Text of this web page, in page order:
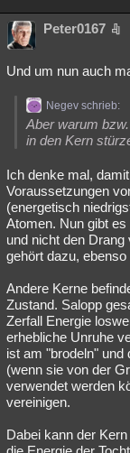
Peter0167
Und um nun auch
Negev schrieb:
Aber warum
in den Kern
Ich denke mal,
Voraussetzungen
(energetisch
Atomen. Nun gibt
und nicht den
gehört dazu, ebenso
Andere Kerne
Zustand. Salopp
Zerfall Energie
erhebliche Unruhe
ist am "brodeln" und
(wenn sie von der
verwendet werden
vereinigen.
Dabei kann der